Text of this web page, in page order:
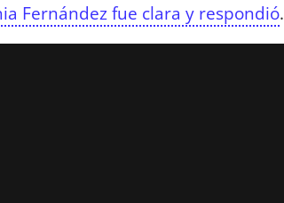
Fernández fue clara y respondió.